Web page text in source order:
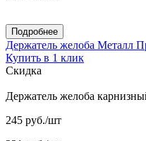
Подробнее
Держатель желоба Металл
Купить в 1 клик
Скидка
Держатель желоба
245 руб./шт